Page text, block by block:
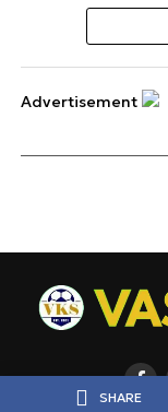
SHARE
Advertisement